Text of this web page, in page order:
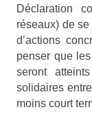
Déclaration
réseaux) de
d’actions
penser que
seront
solidaires
moins court